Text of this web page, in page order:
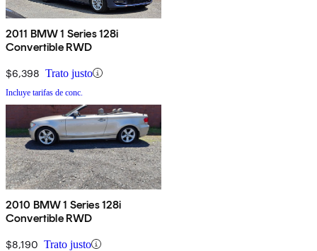
2011 BMW 1 Series 128i
Convertible RWD
$6,398 Trato justo
Incluye tarifas de conc.
2010 BMW 1 Series 128i
Convertible RWD
$8,190 Trato justo